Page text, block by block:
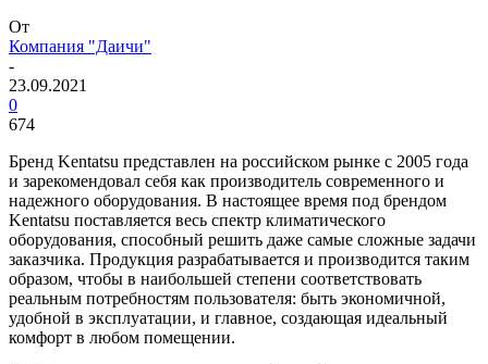
От
Компания "Даичи"
-
23.09.2021
0
674
Бренд Kentatsu представлен на российском рынке с 2005 года
и зарекомендовал себя как производитель современного и
надежного оборудования. В настоящее время под брендом
Kentatsu поставляется весь спектр климатического
оборудования, способный решить даже самые сложные задачи
заказчика. Продукция разрабатывается и производится таким
образом, чтобы в наибольшей степени соответствовать
реальным потребностям пользователя: быть экономичной,
удобной в эксплуатации, и главное, создающая идеальный
комфорт в любом помещении.